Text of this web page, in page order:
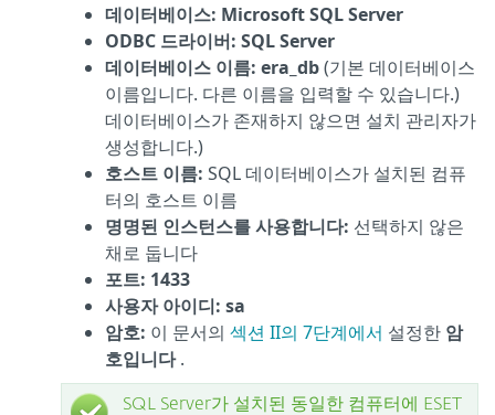
데이터베이스: Microsoft SQL Server
ODBC 드라이버: SQL Server
데이터베이스 이름: era_db(기본 데이터베이스
이름입니다. 다른 이름을 입력할 수 있습니다.)
데이터베이스가 존재하지 않으면 설치 관리자가
생성합니다.)
호스트 이름: SQL 데이터베이스가 설치된 컴퓨
터의 호스트 이름
명명된 인스턴스를 사용합니다: 선택하지 않은
채로 둡니다
포트: 1433
사용자 아이디: sa
암호: 이 문서의 섹션 II의 7단계에서 설정한 암
호입니다.
SQL Server가 설치된 동일한 컴퓨터에 ESET